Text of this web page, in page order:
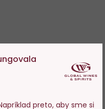
preto, aby sme si